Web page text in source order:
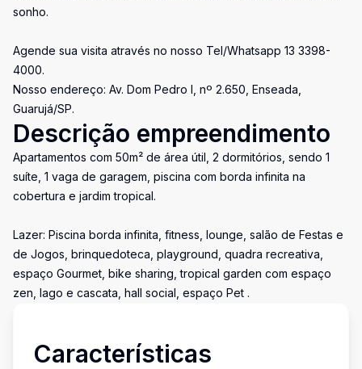
sonho.
Agende sua visita através no nosso Tel/Whatsapp 13 3398-
4000.
Nosso endereço: Av. Dom Pedro I, nº 2.650, Enseada,
Guarujá/SP.
Descrição empreendimento
Apartamentos com 50m² de área útil, 2 dormitórios, sendo 1
suíte, 1 vaga de garagem, piscina com borda infinita na
cobertura e jardim tropical.
Lazer: Piscina borda infinita, fitness, lounge, salão de Festas e
de Jogos, brinquedoteca, playground, quadra recreativa,
espaço Gourmet, bike sharing, tropical garden com espaço
zen, lago e cascata, hall social, espaço Pet .
Características